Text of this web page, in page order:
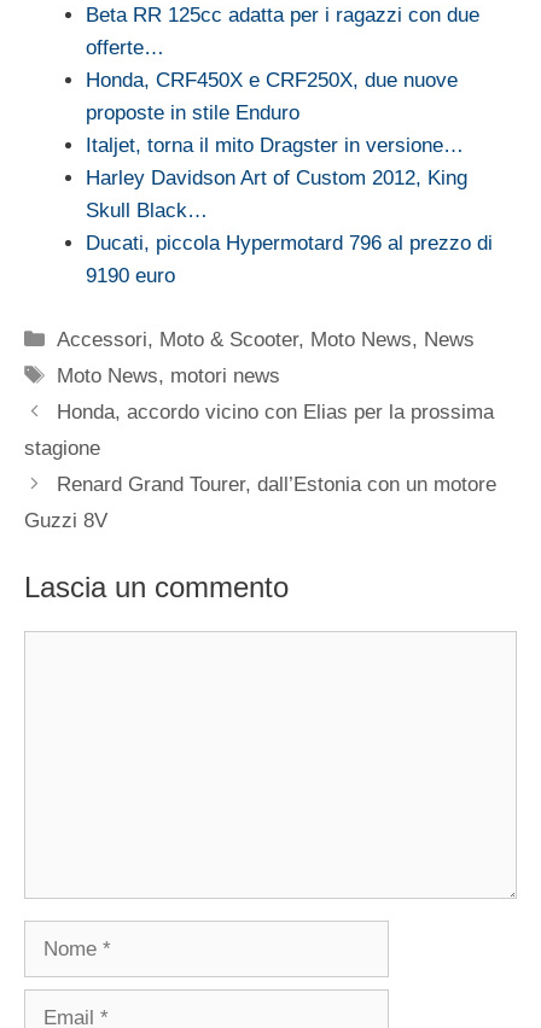
Beta RR 125cc adatta per i ragazzi con due
offerte…
Honda, CRF450X e CRF250X, due nuove
proposte in stile Enduro
Italjet, torna il mito Dragster in versione…
Harley Davidson Art of Custom 2012, King
Skull Black…
Ducati, piccola Hypermotard 796 al prezzo di
9190 euro
Categorie
Accessori, Moto & Scooter, Moto News, News
Tag
Moto News, motori news
Honda, accordo vicino con Elias per la prossima
stagione
Renard Grand Tourer, dall’Estonia con un motore
Guzzi 8V
Lascia un commento